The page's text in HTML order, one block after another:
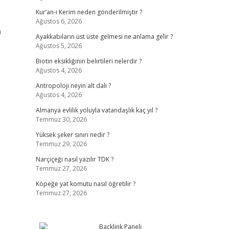
Kur’an-ı Kerim neden gönderilmiştir ?
Ağustos 6, 2026
Ayakkabıların üst üste gelmesi ne anlama gelir ?
Ağustos 5, 2026
Biotin eksikliğinin belirtileri nelerdir ?
Ağustos 4, 2026
Antropoloji neyin alt dalı ?
Ağustos 4, 2026
Almanya evlilik yoluyla vatandaşlık kaç yıl ?
Temmuz 30, 2026
Yüksek şeker sınırı nedir ?
Temmuz 29, 2026
Narçiçeği nasıl yazılır TDK ?
Temmuz 27, 2026
Köpeğe yat komutu nasıl öğretilir ?
Temmuz 27, 2026